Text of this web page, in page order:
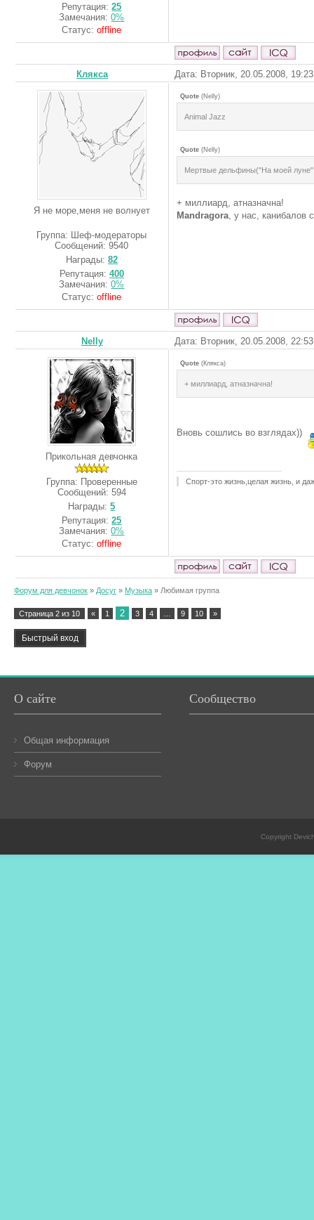
Репутация:25
Замечания:0%
Статус:offline
Клякса Дата: Вторник, 20.05.2008,
Я не море,меня не волнует
Группа: Шеф-модераторы
Сообщений:9540
Награды: 82
Репутация: 400
Замечания:0%
Статус:offline
Quote (Nelly)
Animal Jazz
Quote (Nelly)
Мертвые дельфины("На моей луне"
+ миллиард, атназначна!
Mandragora, у нас, канибалов
Nelly Дата: Вторник, 20.05.2008,
Прикольная девчонка
Группа: Проверенные
Сообщений: 594
Награды:5
Репутация:25
Замечания:0%
Статус:offline
Quote (Клякса)
+ миллиард, атназначна!
Вновь сошлись во взглядах))
Спорт-это жизнь,целая жизнь, и
Форум для девчонок » Досуг » Музыка » Любимая группа
Страница 2 из 10 « 1 2 3 4 9 10 »
О сайте
Общая информация
Форум
Сообщество
Copyright